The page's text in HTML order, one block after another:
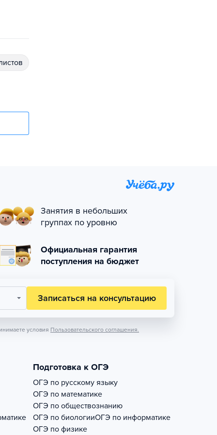
Занятия в небольших
группах по уровню
Официальная гарантия
поступления на бюджет
Записаться на консультацию
условия Пользовательского соглашения.
Подготовка к ОГЭ
ОГЭ по русскому языку
ОГЭ по математике
ОГЭ по обществознанию
ОГЭ по биологииОГЭ по информатике
ОГЭ по физике